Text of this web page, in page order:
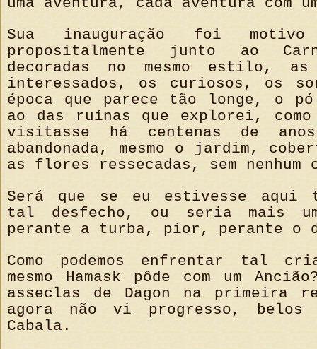
Sua inauguração foi
propositalmente junto ao
decoradas no mesmo estilo,
interessados, os curiosos, os
época que parece tão longe, o pó
ao das ruínas que explorei, como
visitasse há centenas de
abandonada, mesmo o jardim,
as flores ressecadas, sem nenhum
Será que se eu estivesse aqui
tal desfecho, ou seria mais
perante a turba, pior, perante o
Como podemos enfrentar tal
mesmo Hamask pôde com um
asseclas de Dagon na primeira
agora não vi progresso, belos
Cabala.